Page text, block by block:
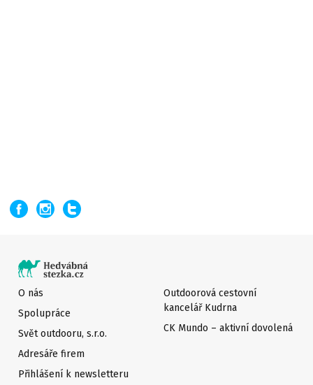
O nás
Spolupráce
Svět outdooru, s.r.o.
Adresáře firem
Přihlášení k newsletteru
Outdoorová cestovní
kancelář Kudrna
CK Mundo – aktivní dovolená